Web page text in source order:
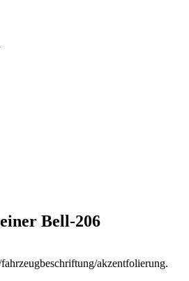
Bell-206